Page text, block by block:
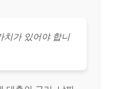
치가 있어야 합니